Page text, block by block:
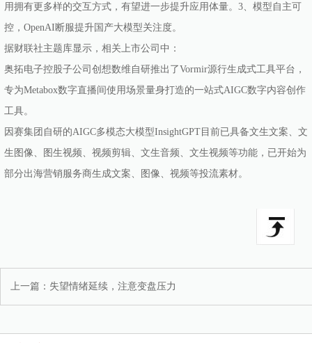
用拥有更多样的交互方式，有望进一步提升应用体量。3、模型自主可
控，OpenAI断服提升国产大模型关注度。
据财联社主题库显示，相关上市公司中：
奥拓电子控股子公司创想数维自研推出了Vormir源行生成式工具平台，
专为Metabox数字直播间使用场景量身打造的一站式AIGC数字内容创作
工具。
因赛集团自研的AIGC多模态大模型InsightGPT目前已具备文生文案、文
生图像、图生视频、视频剪辑、文生音频、文生视频等功能，已开始为
部分出海营销服务商生成文案、图像、视频等投流素材。
上一篇： 失望情绪延续，注意变盘压力